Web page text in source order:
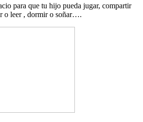
para que tu hijo pueda jugar, compartir
o leer , dormir o soñar….